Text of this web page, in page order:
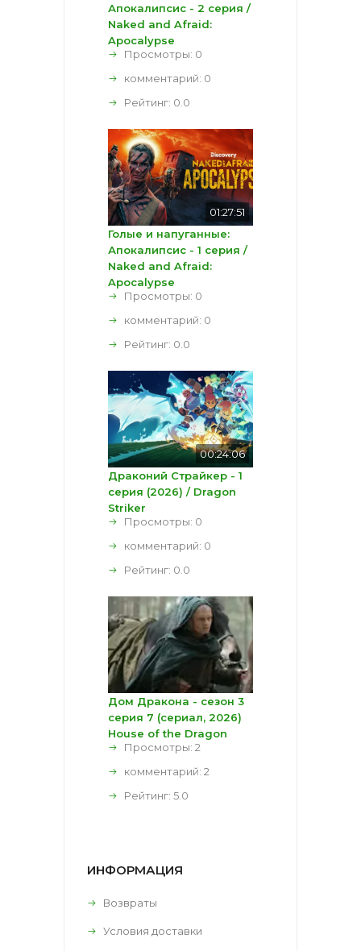
Апокалипсис - 2 серия /
Naked and Afraid:
Apocalypse
Просмотры: 0
комментарий: 0
Рейтинг: 0.0
01:27:51
Голые и напуганные:
Апокалипсис - 1 серия /
Naked and Afraid:
Apocalypse
Просмотры: 0
комментарий: 0
Рейтинг: 0.0
00:24:06
Драконий Страйкер - 1
серия (2026) / Dragon
Striker
Просмотры: 0
комментарий: 0
Рейтинг: 0.0
Дом Дракона - сезон 3
серия 7 (сериал, 2026)
House of the Dragon
Просмотры: 2
комментарий: 2
Рейтинг: 5.0
ИНФОРМАЦИЯ
Возвраты
Условия доставки